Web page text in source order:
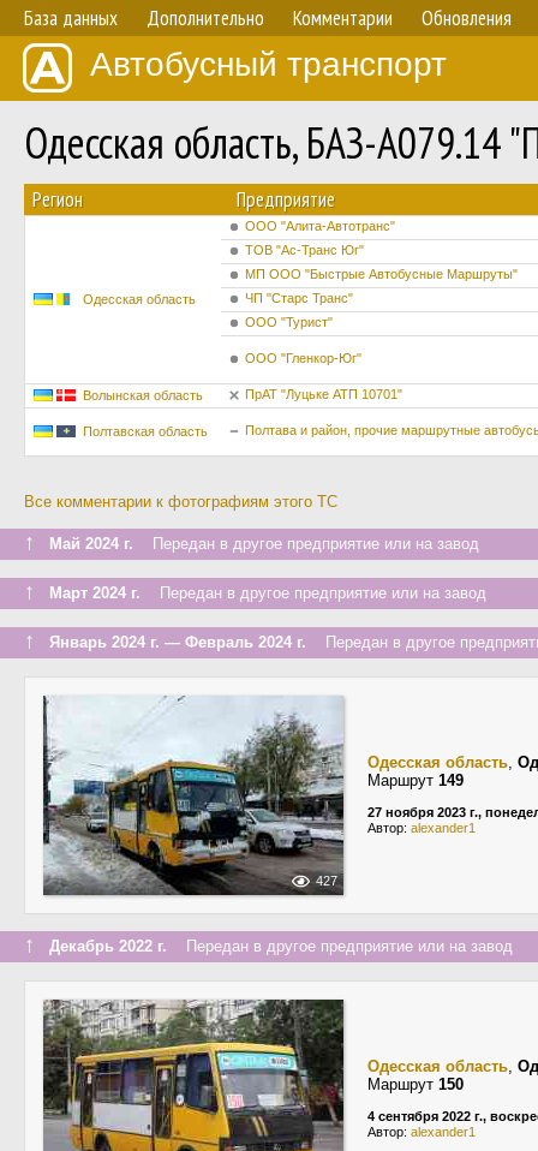
База данных Дополнительно Комментарии Обновления
Автобусный транспорт
Одесская область, БАЗ-
Регион Предприятие
Одесская область
ООО "Алита-Автотранс"
ТОВ "Ас-Транс Юг"
МП ООО "Быстрые Автобусные Маршруты"
ЧП "Старс Транс"
ООО "Турист"
ООО "Гленкор-Юг"
Волынская область ПрАТ "Луцьке АТП 10701"
Полтавская область Полтава и район, прочие маршрутные
Все комментарии к фотографиям этого ТС
↑ Май 2024 г. Передан в другое предприятие или на завод
↑ Март 2024 г. Передан в другое предприятие или на завод
↑ Январь 2024 г. — Февраль 2024 г. Передан в другое
427
Одесская область,
Маршрут 149
27 ноября 2023 г.,
Автор: alexander1
↑ Декабрь 2022 г. Передан в другое предприятие или на завод
Одесская область,
Маршрут 150
4 сентября 2022 г.,
Автор: alexander1